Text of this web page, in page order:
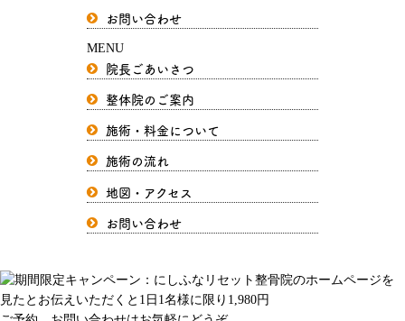
お問い合わせ
MENU
院長ごあいさつ
整体院のご案内
施術・料金について
施術の流れ
地図・アクセス
お問い合わせ